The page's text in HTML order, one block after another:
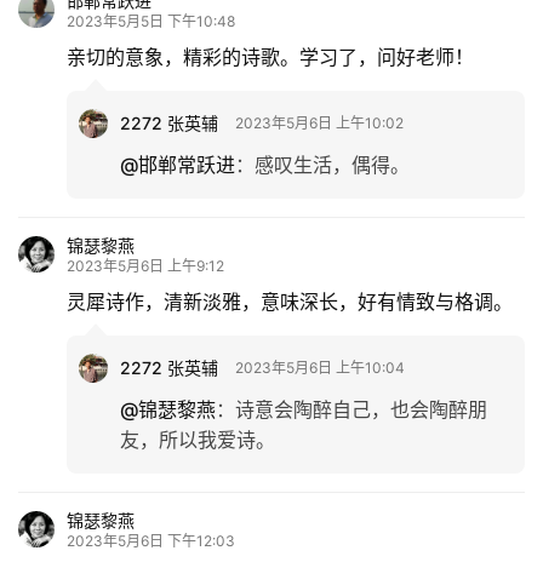
2023年5月5日 下午10:48
亲切的意象，精彩的诗歌。学习了，问好老师！
2272 张英辅 2023年5月6日 上午10:02
@邯郸常跃进： 感叹生活，偶得。
锦瑟黎燕
2023年5月6日 上午9:12
灵犀诗作，清新淡雅，意味深长，好有情致与格调。
2272 张英辅 2023年5月6日 上午10:04
@锦瑟黎燕： 诗意会陶醉自己，也会陶醉朋
友，所以我爱诗。
锦瑟黎燕
2023年5月6日 下午12:03